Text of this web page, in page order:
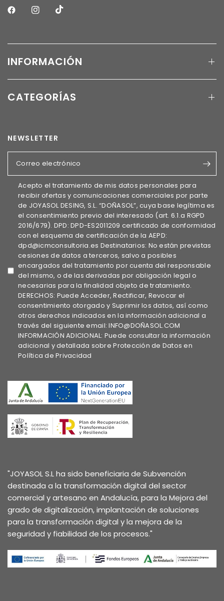
INFORMACIÓN
CATEGORÍAS
NEWSLETTER
Correo electrónico
Acepto el tratamiento de mis datos personales para
recibir ofertas y comunicaciones comerciales por parte
de JOYASOL DESING, S.L. “DOÑASOL”, cuya base legítima es
el consentimiento previo del interesado (art. 6.1.a RGPD
2016/679). DPD: DPD-ES2011209 certificado de conformidad
con el esquema de certificación de la AEPD:
dpd@icmconsultoria.es Destinatarios: No están previstas
cesiones de datos a terceros, salvo a posibles
encargados del tratamiento por cuenta del responsable
del mismo, o de las derivadas por obligación legal o
necesarias para la finalidad objeto de tratamiento.
DERECHOS: Puede Acceder, Rectificar, Revocar el
consentimiento otorgado y Suprimir los datos, así como
otros derechos indicados en la información adicional a
través del siguiente email: INFO@DOÑASOL.COM
INFORMACIÓN ADICIONAL: Puede consultar la información
adicional y detallada sobre Protección de Datos en
Política de Privacidad
"JOYASOL S.L ha sido beneficiaria de Subvención
destinada a la transformación digital del sector
comercial y artesano en Andalucía, para la Mejora del
grado de digitalización, implantación de soluciones
para la transformación digital y la mejora de la
seguridad y fiabilidad de los procesos."